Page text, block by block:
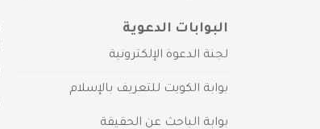
البوابات الدعوية
لجنة الدعوة الإلكترونية
بوابة الكويت للتعريف بالإسلام
بوابة الباحث عن الحقيقة